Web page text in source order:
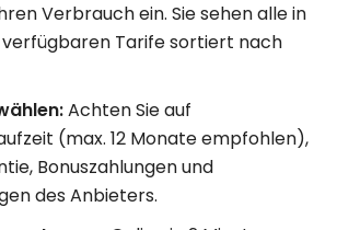
Verbrauch ein. Sie sehen alle in
Tarife sortiert nach
Achten Sie auf
(max. 12 Monate empfohlen),
Bonuszahlungen und
des Anbieters.